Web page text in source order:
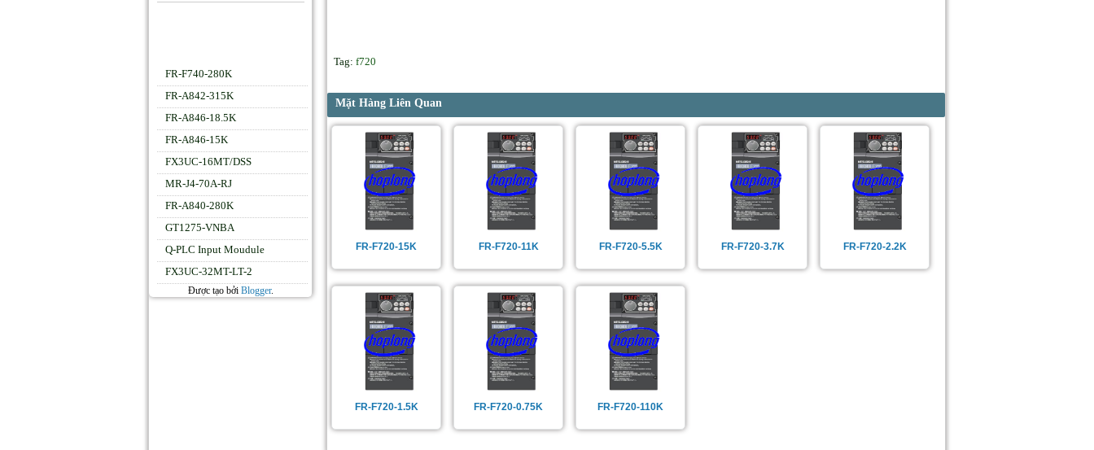
Tag: f720
Mặt Hàng Liên Quan
FR-F720-15K FR-F720-11K FR-F720-5.5K FR-F720-3.7K FR-F720-2.2K
FR-F720-1.5K FR-F720-0.75K FR-F720-110K
FR-F740-280K
FR-A842-315K
FR-A846-18.5K
FR-A846-15K
FX3UC-16MT/DSS
MR-J4-70A-RJ
FR-A840-280K
GT1275-VNBA
Q-PLC Input Moudule
FX3UC-32MT-LT-2
Được tạo bởi Blogger.